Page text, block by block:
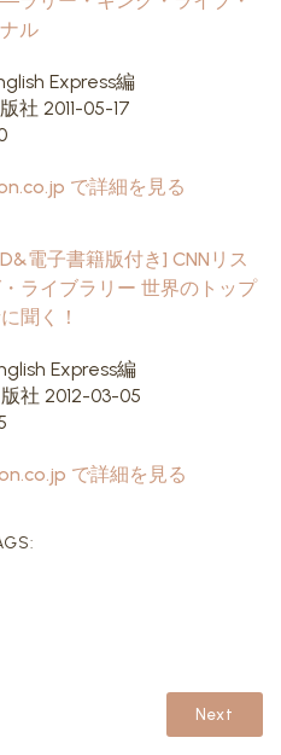
ル
Express編
社 2011-05-17
で詳細を見る
電子書籍版付き] CNNリス
ライブラリー 世界のトップ
聞く！
Express編
社 2012-03-05
で詳細を見る
Next